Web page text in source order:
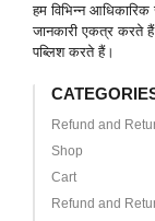
हम विभिन्न आधिकारिक
जानकारी एकत्र करते
पब्लिश करते हैं।
Refund and
Shop
Cart
Refund and